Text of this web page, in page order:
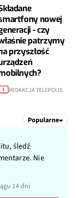
nowej
- czy
patrzymy
przyszłość
1 REDAKCJA TELEPOLIS
Popularne
śledź
Nie
14 dni